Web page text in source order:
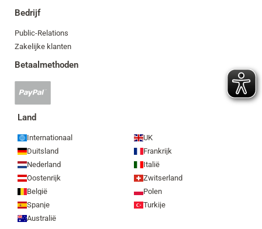
Bedrijf
Public-Relations
Zakelijke klanten
Betaalmethoden
betaling
Land
Internationaal
UK
Duitsland
Frankrijk
Nederland
Italië
Oostenrijk
Zwitserland
België
Polen
Spanje
Turkije
Australië